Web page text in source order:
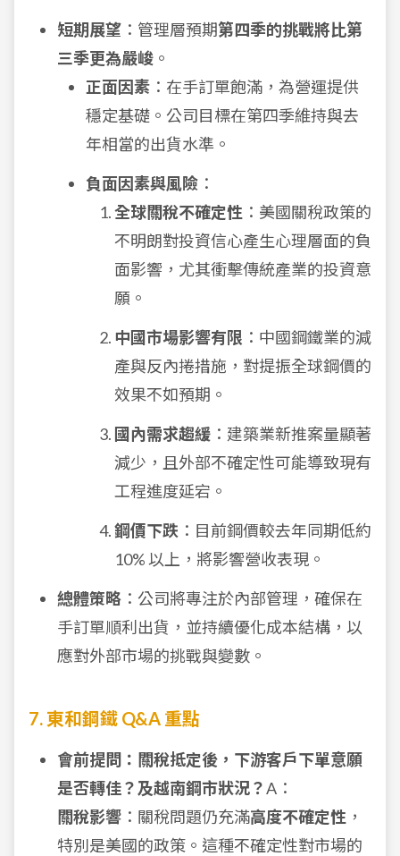
短期展望 ：管理層預期第四季的挑戰將比第
三季更為嚴峻 。
正面因素 ：在手訂單飽滿，為營運提供
穩定基礎。公司目標在第四季維持與去
年相當的出貨水準。
負面因素與風險 ：
全球關稅不確定性 ：美國關稅政策的
不明朗對投資信心產生心理層面的負
面影響，尤其衝擊傳統產業的投資意
願。
中國市場影響有限 ：中國鋼鐵業的減
產與反內捲措施，對提振全球鋼價的
效果不如預期。
國內需求趨緩 ：建築業新推案量顯著
減少，且外部不確定性可能導致現有
工程進度延宕。
鋼價下跌 ：目前鋼價較去年同期低約
10% 以上，將影響營收表現。
總體策略 ：公司將專注於內部管理，確保在
手訂單順利出貨，並持續優化成本結構，以
應對外部市場的挑戰與變數。
7. 東和鋼鐵 Q&A 重點
會前提問：關稅抵定後，下游客戶下單意願
是否轉佳？及越南鋼市狀況？A：
關稅影響 ：關稅問題仍充滿高度不確定性 ，
特別是美國的政策。這種不確定性對市場的